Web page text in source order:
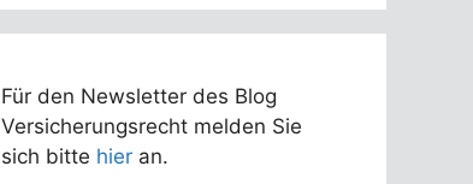
Für den Newsletter des Blog
Versicherungsrecht melden Sie
sich bitte hier an.